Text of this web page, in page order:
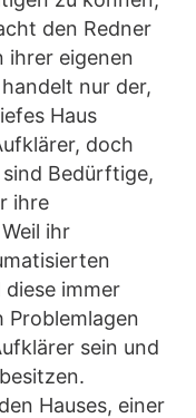
den Redner
ihrer eigenen
nur der,
Haus
doch
Bedürftige,
ihre
ihr
immer
sein und
Hauses, einer